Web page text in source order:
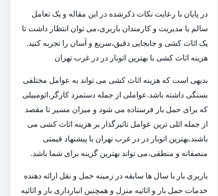
در پایان با رعایت نکات ذکرشده در این مقاله و یک تعامل
سالم با مدیریت و کارمندان باربری،می توان انتظار داشت تا
یک اثاث کشی و جابجایی دقیق،سریع و آسان را تجربه کنید.
هزینه اثاث کشی با بهترین اتوبار در در غرب تهران
بدیهی است که هزینه اثاث کشی می تواند به عوامل مختلفی
بستگی داشته باشد.عواملی از جمله دستمزد کارگر،اتومبیلی
که برای حمل بار فرستاده می شود و میزان مسیر تا مقصد
از جمله اثلی ترین عوامل تاثیرگذار بر هزینه اثاث کشی می
باشند.بهترین اتوبار در در غرب تهران با پیشنهاد قیمتی
منصفانه و منطقی،می تواند بهترین گزینه برای شما باشد.
باربری بار با سال ها سابقه در زمینه حمل و نقل ارائه دهنده
خدمات حمل بار و اثاثیه منزل و همچنین انبارداری بار و اثاثیه